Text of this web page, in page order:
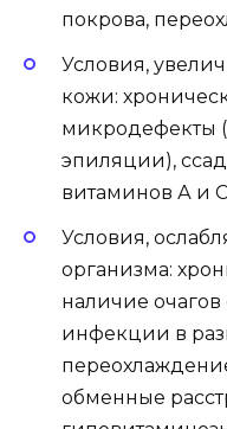
покрова,
Условия,
кожи:
микродефекты
эпиляции),
витаминов А и
Условия,
организма:
наличие
инфекции в
обменные